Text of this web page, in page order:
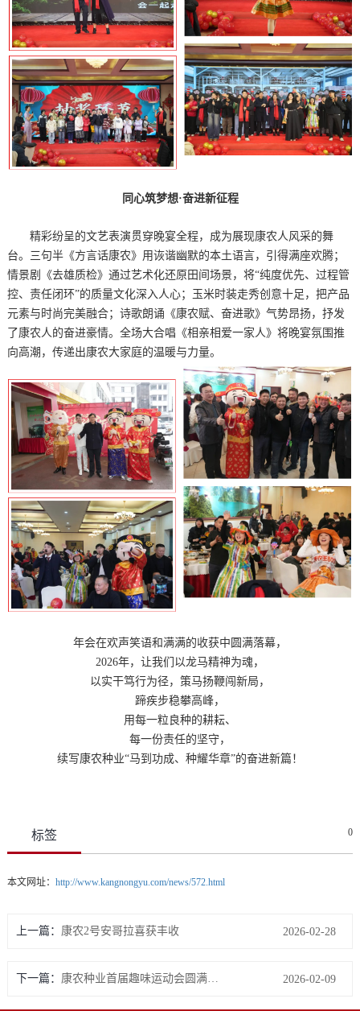
同心筑梦想·奋进新征程
精彩纷呈的文艺表演贯穿晚宴全程，成为展现康农人风采的舞
台。三句半《方言话康农》用诙谐幽默的本土语言，引得满座欢腾；
情景剧《去雄质检》通过艺术化还原田间场景，将“纯度优先、过程管
控、责任闭环”的质量文化深入人心；玉米时装走秀创意十足，把产品
元素与时尚完美融合；诗歌朗诵《康农赋、奋进歌》气势昂扬，抒发
了康农人的奋进豪情。全场大合唱《相亲相爱一家人》将晚宴氛围推
向高潮，传递出康农大家庭的温暖与力量。
年会在欢声笑语和满满的收获中圆满落幕，
2026年，让我们以龙马精神为魂，
以实干笃行为径，策马扬鞭闯新局，
蹄疾步稳攀高峰，
用每一粒良种的耕耘、
每一份责任的坚守，
续写康农种业“马到功成、种耀华章”的奋进新篇！
标签 0
本文网址： http://www.kangnongyu.com/news/572.html
上一篇： 康农2号安哥拉喜获丰收 2026-02-28
下一篇： 康农种业首届趣味运动会圆满落幕：开心工作，快乐生活，共筑团队新活力 2026-02-09